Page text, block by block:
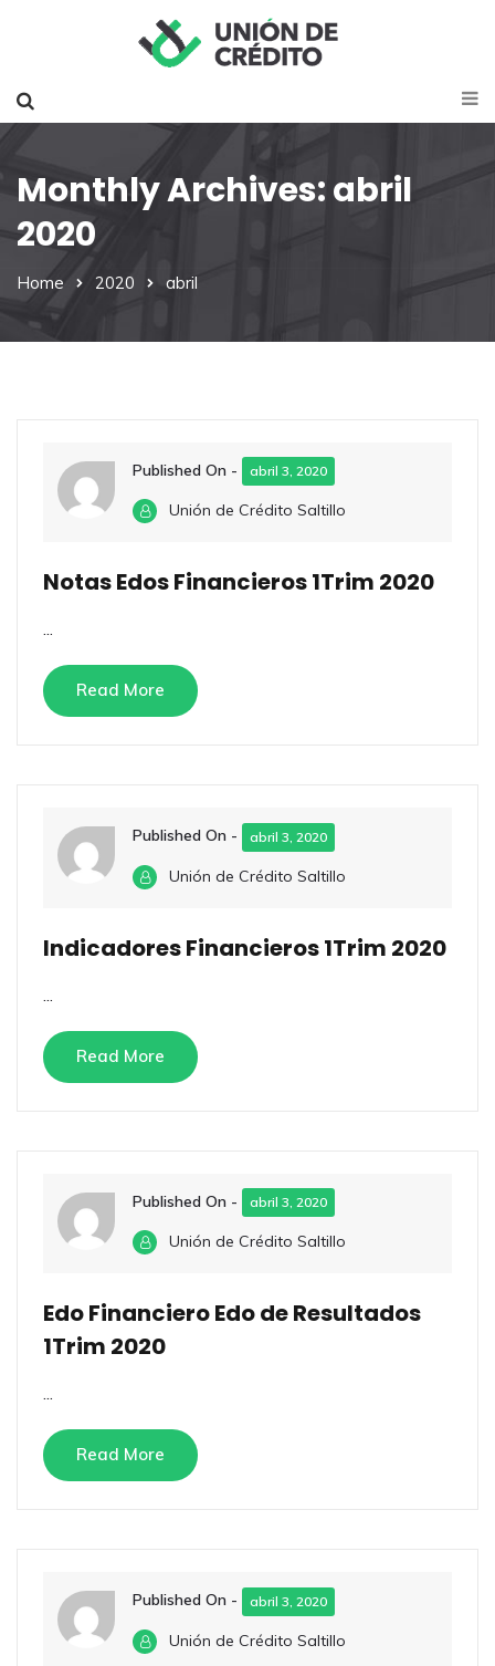
Monthly Archives: abril
2020
Home 2020 abril
Published On - abril 3, 2020
Unión de Crédito Saltillo
Notas Edos Financieros 1Trim 2020
...
Read More
Published On - abril 3, 2020
Unión de Crédito Saltillo
Indicadores Financieros 1Trim 2020
Read More
Published On - abril 3, 2020
Unión de Crédito Saltillo
Edo Financiero Edo de Resultados
1Trim 2020
...
Read More
Published On - abril 3, 2020
Unión de Crédito Saltillo